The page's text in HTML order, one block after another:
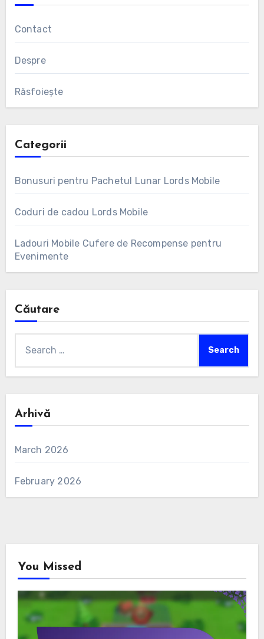
Contact
Despre
Răsfoiește
Categorii
Bonusuri pentru Pachetul Lunar Lords Mobile
Coduri de cadou Lords Mobile
Ladouri Mobile Cufere de Recompense pentru
Evenimente
Căutare
for:
Arhivă
March 2026
February 2026
You Missed